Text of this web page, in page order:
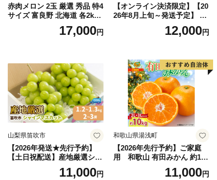
赤肉メロン 2玉 厳選 秀品 特4
サイズ 富良野 北海道 各2kg
～2.6kg 2玉 セット ファーム
富良野 メロン めろん 果物 く
17,000円
【オンライン決済限定】【20
26年8月上旬～発送予定】 先
行予約 「浅間水蜜桃プレミ
アム」 もも あかつき 秀品 約
果肉 長野県産 小諸市
12,000円
山梨県笛吹市
【2026年発送★先行予約】
【土日祝配送】産地厳選シャ
インマスカット1.2kg～1.3kg
（2房～3房）※沖縄・離島配
11,000円
和歌山県湯浅町
【2026年先行予約】ご家庭
用 和歌山 有田みかん 約10k
g (2L、3Lサイズ)【湯浅町】
11,000円